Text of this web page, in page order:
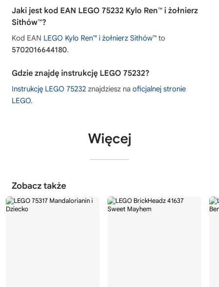
Jaki jest kod EAN LEGO 75232 Kylo Ren™ i żołnierz
Sithów™?
Kod EAN LEGO Kylo Ren™ i żołnierz Sithów™ to
5702016644180.
Gdzie znajdę instrukcję LEGO 75232?
Instrukcję LEGO 75232 znajdziesz na oficjalnej stronie
LEGO.
Więcej
Zobacz także